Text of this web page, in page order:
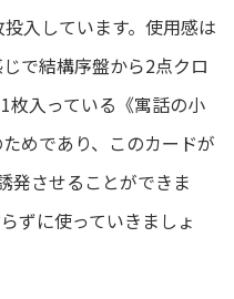
入しています。使用感は
で結構序盤から2点クロ
枚入っている《寓話の小
めであり、このカードが
発させることができま
ずに使っていきましょ